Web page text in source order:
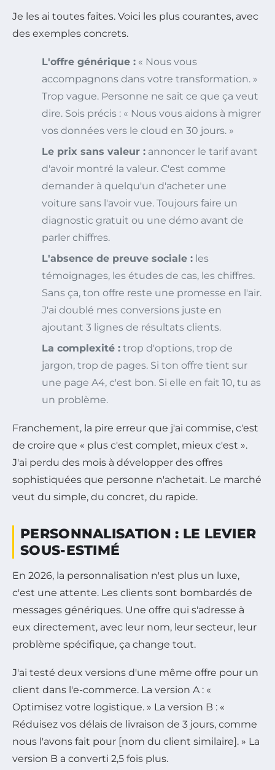
Je les ai toutes faites. Voici les plus courantes, avec
des exemples concrets.
L'offre générique : « Nous vous
accompagnons dans votre transformation. »
Trop vague. Personne ne sait ce que ça veut
dire. Sois précis : « Nous vous aidons à migrer
vos données vers le cloud en 30 jours. »
Le prix sans valeur : annoncer le tarif avant
d'avoir montré la valeur. C'est comme
demander à quelqu'un d'acheter une
voiture sans l'avoir vue. Toujours faire un
diagnostic gratuit ou une démo avant de
parler chiffres.
L'absence de preuve sociale : les
témoignages, les études de cas, les chiffres.
Sans ça, ton offre reste une promesse en l'air.
J'ai doublé mes conversions juste en
ajoutant 3 lignes de résultats clients.
La complexité : trop d'options, trop de
jargon, trop de pages. Si ton offre tient sur
une page A4, c'est bon. Si elle en fait 10, tu as
un problème.
Franchement, la pire erreur que j'ai commise, c'est
de croire que « plus c'est complet, mieux c'est ».
J'ai perdu des mois à développer des offres
sophistiquées que personne n'achetait. Le marché
veut du simple, du concret, du rapide.
PERSONNALISATION : LE LEVIER
SOUS-ESTIMÉ
En 2026, la personnalisation n'est plus un luxe,
c'est une attente. Les clients sont bombardés de
messages génériques. Une offre qui s'adresse à
eux directement, avec leur nom, leur secteur, leur
problème spécifique, ça change tout.
J'ai testé deux versions d'une même offre pour un
client dans l'e-commerce. La version A : «
Optimisez votre logistique. » La version B : «
Réduisez vos délais de livraison de 3 jours, comme
nous l'avons fait pour [nom du client similaire]. » La
version B a converti 2,5 fois plus.